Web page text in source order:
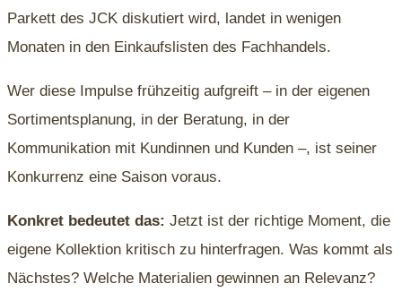
Parkett des JCK diskutiert wird, landet in wenigen
Monaten in den Einkaufslisten des Fachhandels.
Wer diese Impulse frühzeitig aufgreift – in der eigenen
Sortimentsplanung, in der Beratung, in der
Kommunikation mit Kundinnen und Kunden –, ist seiner
Konkurrenz eine Saison voraus.
Konkret bedeutet das: Jetzt ist der richtige Moment, die
eigene Kollektion kritisch zu hinterfragen. Was kommt als
Nächstes? Welche Materialien gewinnen an Relevanz?